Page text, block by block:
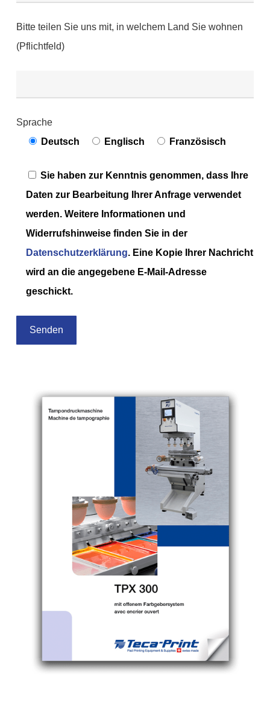
Bitte teilen Sie uns mit, in welchem Land Sie wohnen
(Pflichtfeld)
Sprache
Deutsch
Englisch Französisch
Sie haben zur Kenntnis genommen, dass Ihre
Daten zur Bearbeitung Ihrer Anfrage verwendet
werden. Weitere Informationen und
Widerrufshinweise finden Sie in der
Datenschutzerklärung. Eine Kopie Ihrer Nachricht
wird an die angegebene E-Mail-Adresse
geschickt.